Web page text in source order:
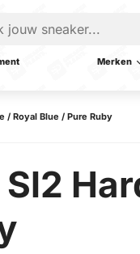
Merken
/ Royal Blue / Pure Ruby